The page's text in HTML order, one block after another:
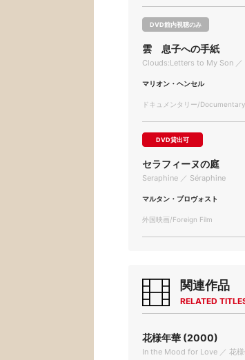
DVD館内視聴のみ
雲 息子への手紙
Clouds:Letters to My Son ／
マリオン・ヘンセル
ドキュメンタリー/Documentary
DVD貸出可
セラフィーヌの庭
Seraphine ／ Séraphine
マルタン・プロヴォスト
外国映画/Foreign Film
関連作品
RELATED
花様年華 (2000)
In the Mood for Love ／ 花様